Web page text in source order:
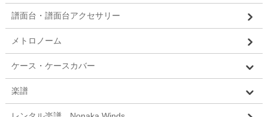
譜面台・譜面台アクセサリー
メトロノーム
ケース・ケースカバー
楽譜